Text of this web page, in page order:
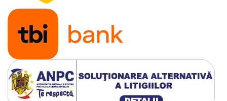
Grupuri de pompare apa
Rezervoare apa si accesorii stocare
Echipamente de filtrare si
dedurizare apa
Contoare de apa - Apometre
Camine apometru